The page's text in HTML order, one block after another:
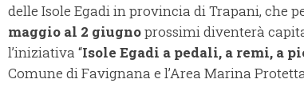
delle Isole Egadi in provincia di Trapani, che
maggio al 2 giugnoprossimi diventerà
l’iniziativa “Isole Egadi a pedali, a remi, a
Comune di Favignana e l’Area Marina